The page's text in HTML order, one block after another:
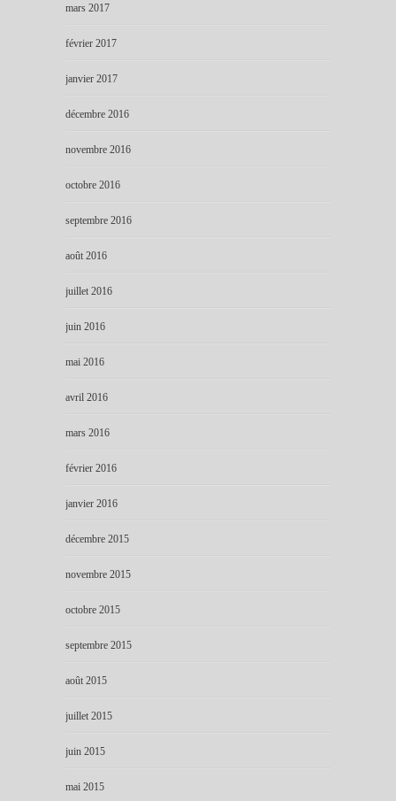
mars 2017
février 2017
janvier 2017
décembre 2016
novembre 2016
octobre 2016
septembre 2016
août 2016
juillet 2016
juin 2016
mai 2016
avril 2016
mars 2016
février 2016
janvier 2016
décembre 2015
novembre 2015
octobre 2015
septembre 2015
août 2015
juillet 2015
juin 2015
mai 2015